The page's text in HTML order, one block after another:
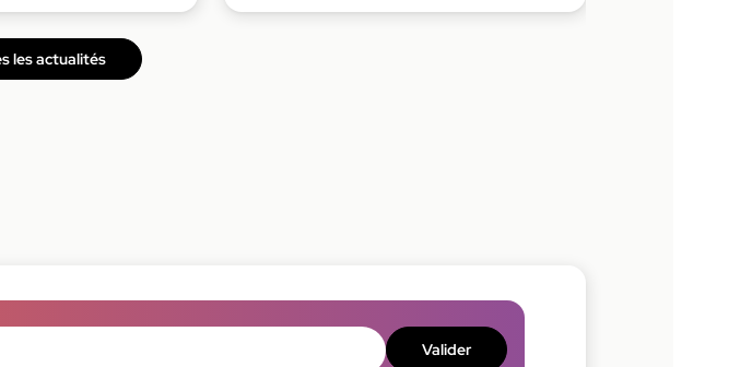
les actualités
Valider